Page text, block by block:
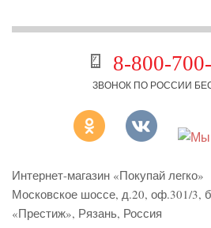
8-800-
ЗВОНОК ПО РОССИИ
Интернет-магазин «Покупай легко»
Московское шоссе, д.20, оф.301/3,
«Престиж», Рязань, Россия